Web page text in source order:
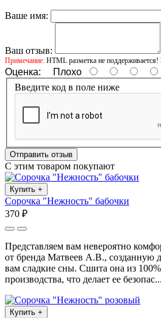
Ваше имя:
Ваш отзыв:
Примечание: HTML разметка не поддерживается!
Оценка: Плохо
Введите код в поле ниже
Отправить отзыв
С этим товаром покупают
Купить +
Сорочка "Нежность" бабочки
370 ₽
Представляем вам невероятно
от бренда Матвеев А.В., созданную
вам сладкие сны. Сшита она из
производства, что делает ее безопас...
Купить +